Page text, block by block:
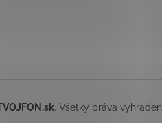
. Všetky práva